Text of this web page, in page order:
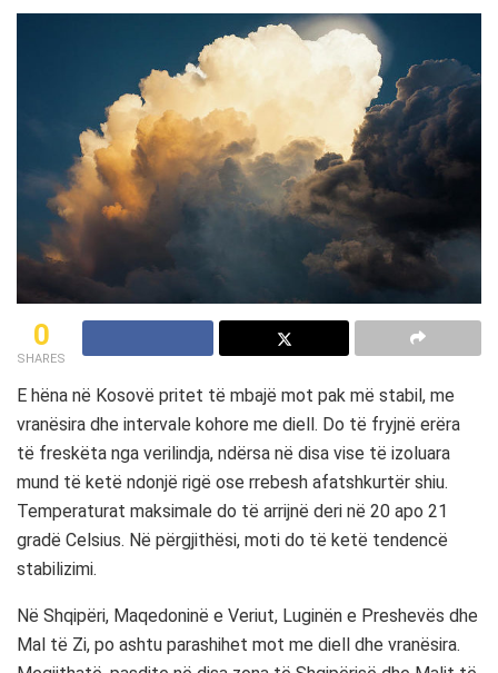
0
SHARES
E hëna në Kosovë pritet të mbajë mot pak më stabil, me
vranësira dhe intervale kohore me diell. Do të fryjnë erëra
të freskëta nga verilindja, ndërsa në disa vise të izoluara
mund të ketë ndonjë rigë ose rrebesh afatshkurtër shiu.
Temperaturat maksimale do të arrijnë deri në 20 apo 21
gradë Celsius. Në përgjithësi, moti do të ketë tendencë
stabilizimi.
Në Shqipëri, Maqedoninë e Veriut, Luginën e Preshevës dhe
Mal të Zi, po ashtu parashihet mot me diell dhe vranësira.